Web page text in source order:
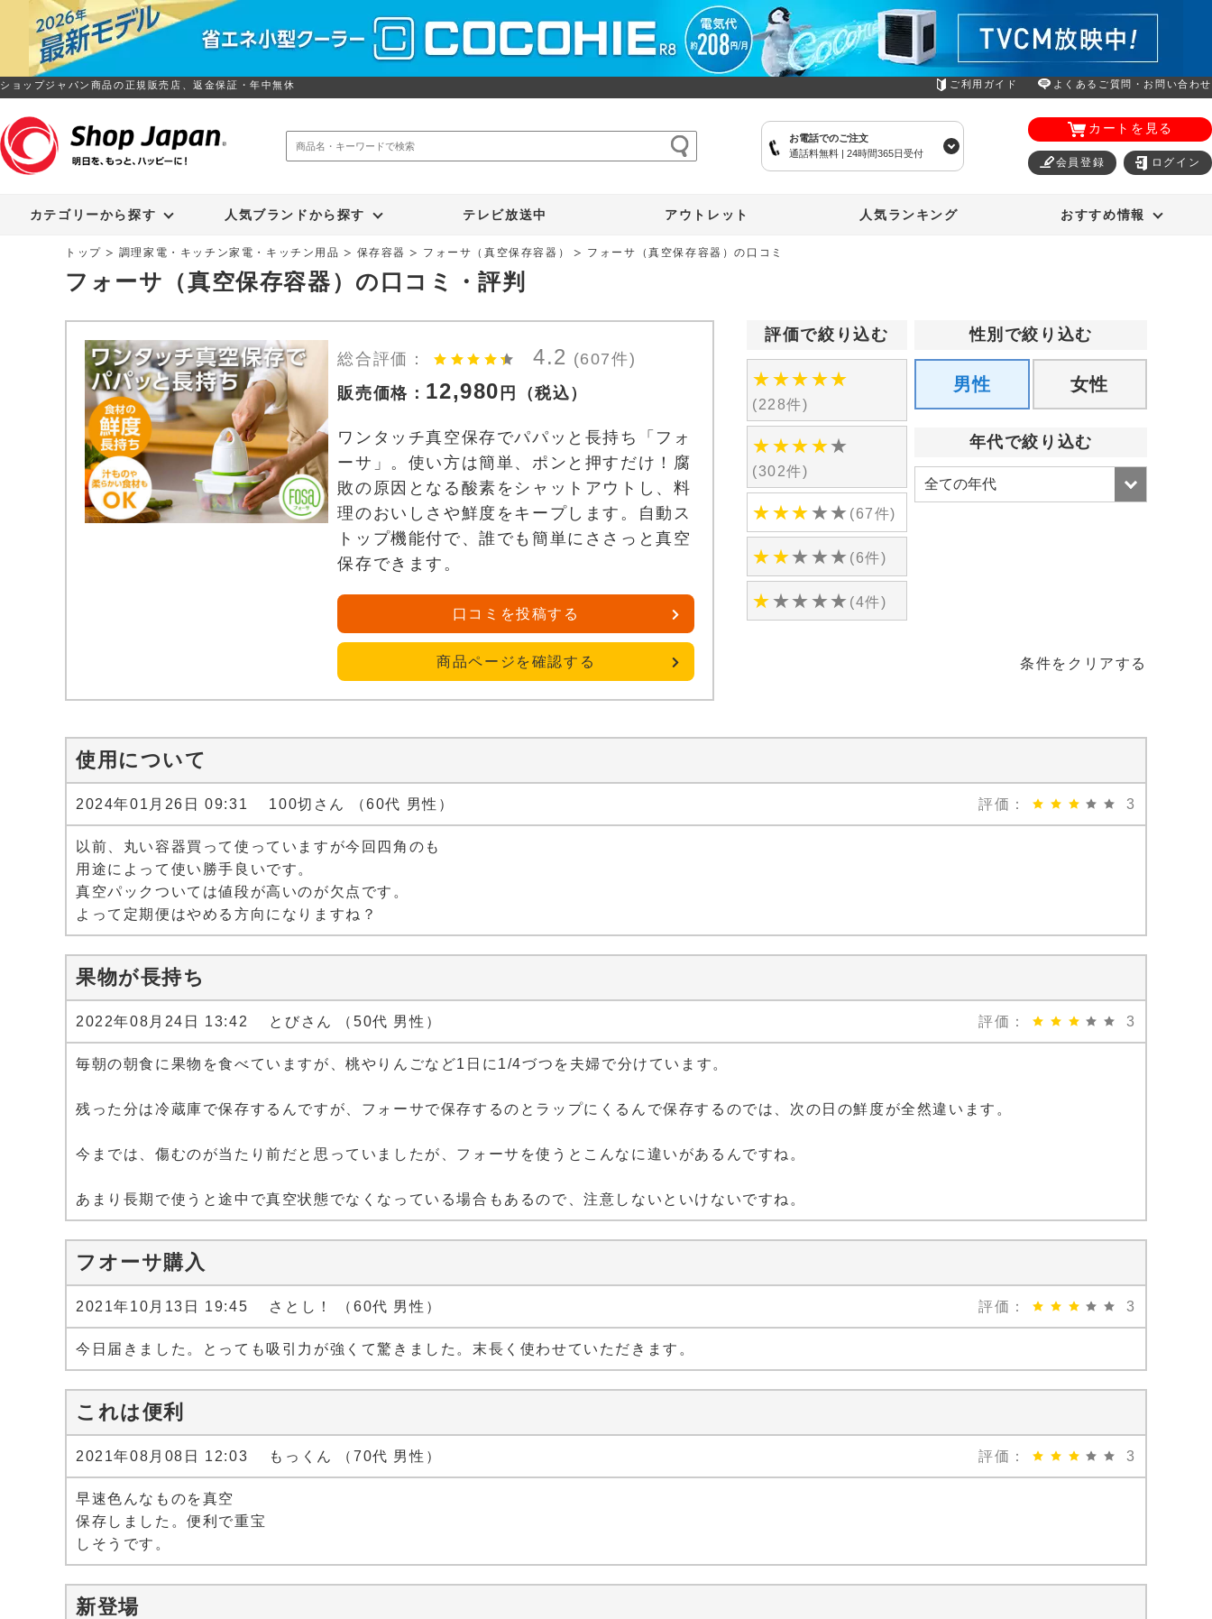
ショップジャパン商品の正規販売店、返金保証・年中無休 ご利用ガイド よくあるご質問・お問い合わせ
お電話でのご注文
通話料無料 | 24時間365日受付
カートを見る
会員登録 ログイン
カテゴリーから探す 人気ブランドから探す テレビ放送中 アウトレット 人気ランキング おすすめ情報
トップ 調理家電・キッチン家電・キッチン用品 保存容器 フォーサ（真空保存容器） フォーサ（真空保存容器）の口コミ
フォーサ（真空保存容器）の口コミ・評判
総合評価： 4.2 (607件)
販売価格： 12,980 円 （税込）
ワンタッチ真空保存でパパッと長持ち「フォ
ーサ」。使い方は簡単、ポンと押すだけ！腐
敗の原因となる酸素をシャットアウトし、料
理のおいしさや鮮度をキープします。自動ス
トップ機能付で、誰でも簡単にささっと真空
保存できます。
口コミを投稿する
商品ページを確認する
評価で絞り込む
★★★★★
(228件)
★★★★★
(302件)
★★★★★ (67件)
★★★★★ (6件)
★★★★★ (4件)
性別で絞り込む
男性 女性
年代で絞り込む
条件をクリアする
使用について
2024年01月26日 09:31 100切さん （60代 男性） 評価： 3
以前、丸い容器買って使っていますが今回四角のも
用途によって使い勝手良いです。
真空パックついては値段が高いのが欠点です。
よって定期便はやめる方向になりますね？
果物が長持ち
2022年08月24日 13:42 とびさん （50代 男性） 評価： 3
毎朝の朝食に果物を食べていますが、桃やりんごなど1日に1/4づつを夫婦で分けています。
残った分は冷蔵庫で保存するんですが、フォーサで保存するのとラップにくるんで保存するのでは、次の日の鮮度が全然違います。
今までは、傷むのが当たり前だと思っていましたが、フォーサを使うとこんなに違いがあるんですね。
あまり長期で使うと途中で真空状態でなくなっている場合もあるので、注意しないといけないですね。
フオーサ購入
2021年10月13日 19:45 さとし！ （60代 男性） 評価： 3
今日届きました。とっても吸引力が強くて驚きました。末長く使わせていただきます。
これは便利
2021年08月08日 12:03 もっくん （70代 男性） 評価： 3
早速色んなものを真空
保存しました。便利で重宝
しそうです。
新登場